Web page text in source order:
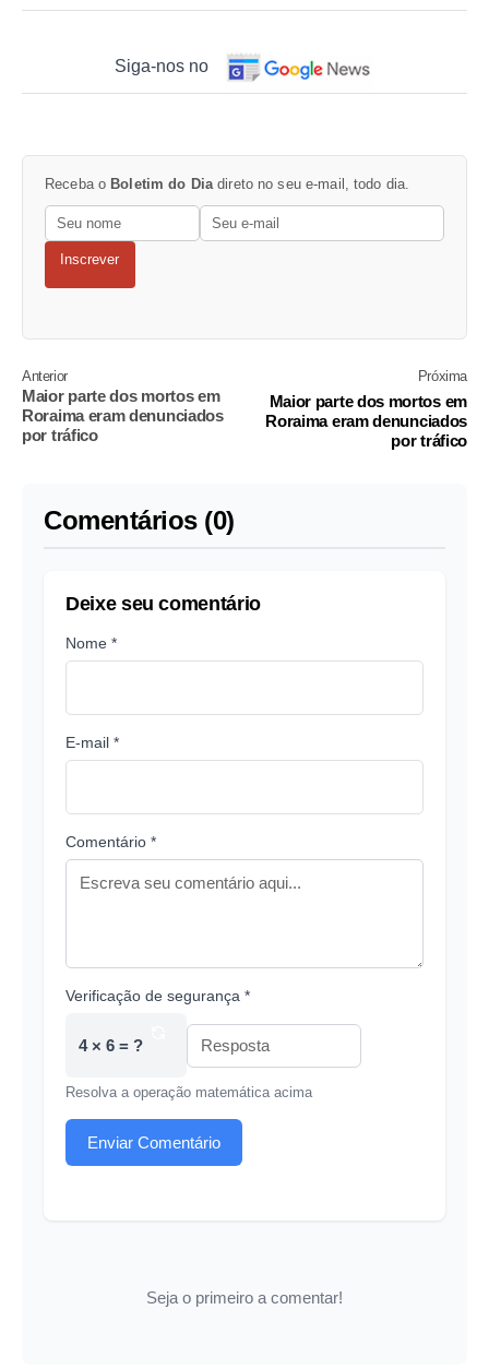
Siga-nos no
Receba o Boletim do Dia direto no seu e-mail, todo dia.
Inscrever
Anterior
Maior parte dos mortos em
Roraima eram denunciados
por tráfico
Próxima
Maior parte dos mortos em
Roraima eram denunciados
por tráfico
Comentários (0)
Deixe seu comentário
Nome *
E-mail *
Comentário *
Verificação de segurança *
4 × 6 = ?
Resolva a operação matemática acima
Enviar Comentário
Seja o primeiro a comentar!